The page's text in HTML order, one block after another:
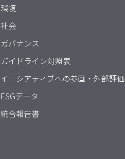
環境
社会
ガバナンス
ガイドライン対照表
イニシアティブへの参画・外部評価
ESGデータ
統合報告書